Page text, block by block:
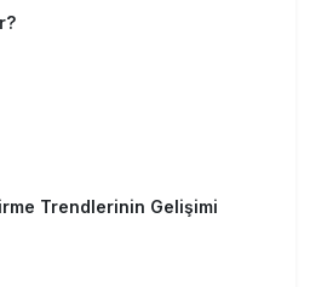
Trendlerinin Gelişimi